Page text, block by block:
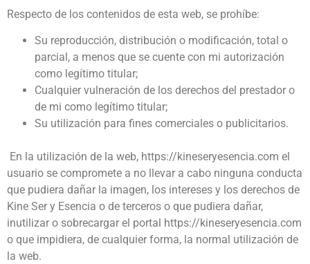
Respecto de los contenidos de esta web, se prohíbe:
Su reproducción, distribución o modificación, total o
parcial, a menos que se cuente con mi autorización
como legítimo titular;
Cualquier vulneración de los derechos del prestador o
de mi como legítimo titular;
Su utilización para fines comerciales o publicitarios.
En la utilización de la web, https://kineseryesencia.com el
usuario se compromete a no llevar a cabo ninguna conducta
que pudiera dañar la imagen, los intereses y los derechos de
Kine Ser y Esencia o de terceros o que pudiera dañar,
inutilizar o sobrecargar el portal https://kineseryesencia.com
o que impidiera, de cualquier forma, la normal utilización de
la web.